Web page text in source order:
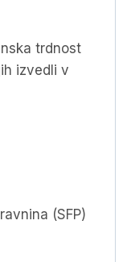
trdnost
izvedli v
(SFP)